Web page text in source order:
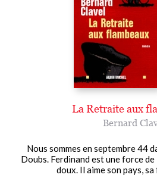
La Retraite aux
Bernard
Nous sommes en septembre 44
Doubs. Ferdinand est une force
doux. Il aime son pays,